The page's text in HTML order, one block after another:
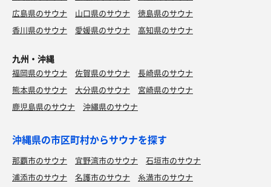
広島県のサウナ
山口県のサウナ
徳島県のサウナ
香川県のサウナ
愛媛県のサウナ 高知県のサウナ
九州・沖縄
福岡県のサウナ 佐賀県のサウナ
長崎県のサウナ
熊本県のサウナ
大分県のサウナ
宮崎県のサウナ
鹿児島県のサウナ
沖縄県のサウナ
沖縄県の市区町村からサウナを探す
那覇市のサウナ 宜野湾市のサウナ
石垣市のサウナ
浦添市のサウナ
名護市のサウナ
糸満市のサウナ